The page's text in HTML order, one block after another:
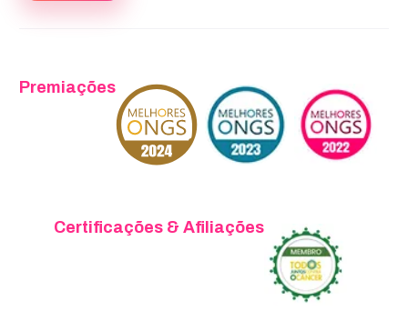
Premiações
Certificações & Afiliações